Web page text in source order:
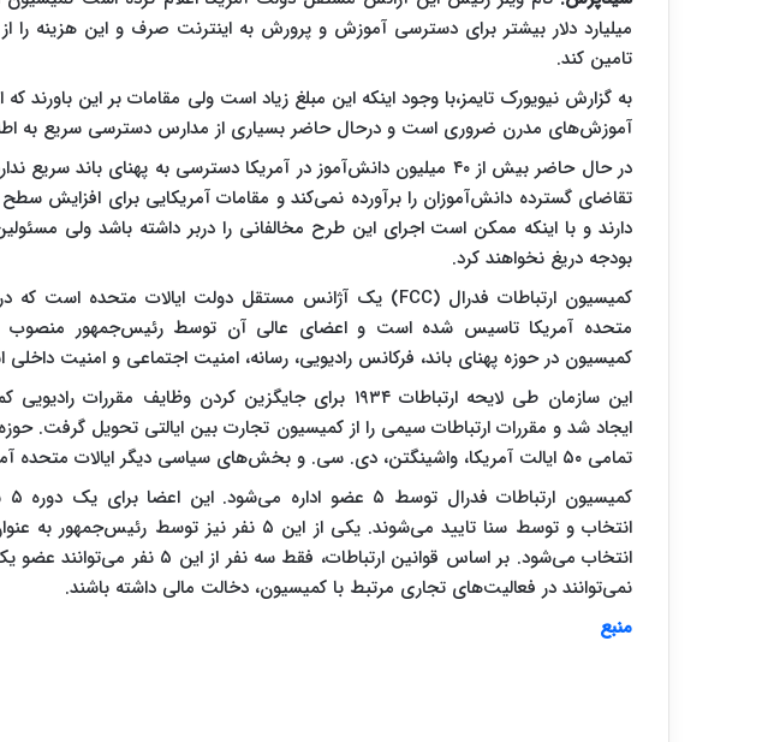
تامین کند.
به گزارش نیویورک تایمز،با وجود اینکه این مبلغ زیاد است ولی مقامات بر این باورند
آموزش‌های مدرن ضروری است و درحال حاضر بسیاری از مدارس دسترسی سریع به
در حال حاضر بیش از ۴۰ میلیون دانش‌آموز در آمریکا دسترسی به پهنای
تقاضای گسترده دانش‌آموزان را برآورده نمی‌کند و مقامات آمریکایی برای افزایش
دارند و با اینکه ممکن است اجرای این طرح مخالفانی را دربر داشته باشد ولی
بودجه دریغ نخواهند کرد.
متحده آمریکا تاسیس شده‌ است و اعضای عالی آن توسط رئیس‌جمهور منصوب
کمیسیون در حوزه پهنای باند، فرکانس رادیویی، رسانه، امنیت اجتماعی و امنیت
این سازمان طی لایحه ارتباطات ۱۹۳۴ برای جایگزین کردن وظایف
ایجاد شد و مقررات ارتباطات سیمی را از کمیسیون تجارت بین ایالتی تحویل گرفت.
تمامی ۵۰ ایالت آمریکا، واشینگتن، دی. سی. و بخش‌های سیاسی دیگر ایالات متحده آمریکا (سایر متصرفات) است.
انتخاب و توسط سنا تایید می‌شوند. یکی از این ۵ نفر
انتخاب می‌شود. بر اساس قوانین
نمی‌توانند در فعالیت‌های تجاری مرتبط با کمیسیون، دخالت مالی داشته باشند.
منبع